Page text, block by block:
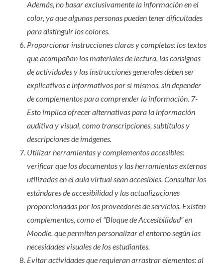
Además, no basar exclusivamente la información en el
color, ya que algunas personas pueden tener dificultades
para distinguir los colores.
Proporcionar instrucciones claras y completas: los textos
que acompañan los materiales de lectura, las consignas
de actividades y las instrucciones generales deben ser
explicativos e informativos por sí mismos, sin depender
de complementos para comprender la información. 7-
Esto implica ofrecer alternativas para la información
auditiva y visual, como transcripciones, subtítulos y
descripciones de imágenes.
Utilizar herramientas y complementos accesibles:
verificar que los documentos y las herramientas externas
utilizadas en el aula virtual sean accesibles. Consultar los
estándares de accesibilidad y las actualizaciones
proporcionadas por los proveedores de servicios. Existen
complementos, como el “Bloque de Accesibilidad” en
Moodle, que permiten personalizar el entorno según las
necesidades visuales de los estudiantes.
Evitar actividades que requieran arrastrar elementos: al